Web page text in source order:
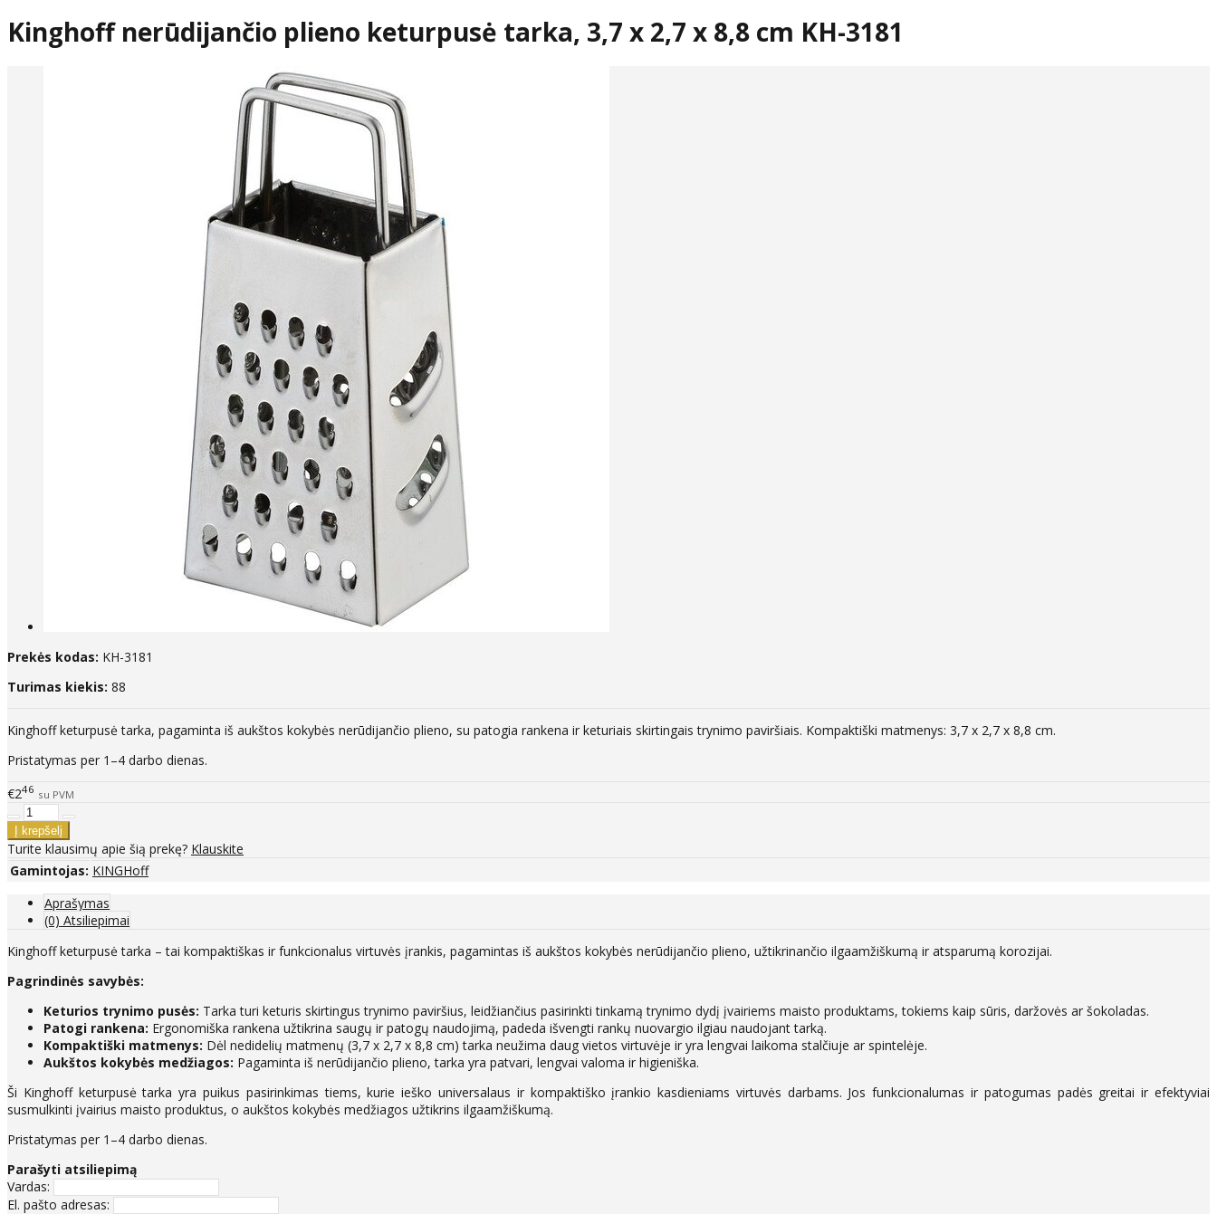
Kinghoff nerūdijančio plieno keturpusė tarka, 3,7 x 2,7 x 8,8 cm KH-3181
Prekės kodas: KH-3181
Turimas kiekis: 88
Kinghoff keturpusė tarka, pagaminta iš aukštos kokybės nerūdijančio plieno, su patogia rankena ir keturiais skirtingais trynimo paviršiais. Kompaktiški matmenys: 3,7 x 2,7 x 8,8 cm.
Pristatymas per 1–4 darbo dienas.
€246 su PVM
Turite klausimų apie šią prekę? Klauskite
Gamintojas: KINGHoff
Aprašymas
(0) Atsiliepimai
Kinghoff keturpusė tarka – tai kompaktiškas ir funkcionalus virtuvės įrankis, pagamintas iš aukštos kokybės nerūdijančio plieno, užtikrinančio ilgaamžiškumą ir atsparumą korozijai.
Pagrindinės savybės:
Keturios trynimo pusės: Tarka turi keturis skirtingus trynimo paviršius, leidžiančius pasirinkti tinkamą trynimo dydį įvairiems maisto produktams, tokiems kaip sūris, daržovės ar šokoladas.
Patogi rankena: Ergonomiška rankena užtikrina saugų ir patogų naudojimą, padeda išvengti rankų nuovargio ilgiau naudojant tarką.
Kompaktiški matmenys: Dėl nedidelių matmenų (3,7 x 2,7 x 8,8 cm) tarka neužima daug vietos virtuvėje ir yra lengvai laikoma stalčiuje ar spintelėje.
Aukštos kokybės medžiagos: Pagaminta iš nerūdijančio plieno, tarka yra patvari, lengvai valoma ir higieniška.
Ši Kinghoff keturpusė tarka yra puikus pasirinkimas tiems, kurie ieško universalaus ir kompaktiško įrankio kasdieniams virtuvės darbams. Jos funkcionalumas ir patogumas padės greitai ir efektyviai
susmulkinti įvairius maisto produktus, o aukštos kokybės medžiagos užtikrins ilgaamžiškumą.
Pristatymas per 1–4 darbo dienas.
Parašyti atsiliepimą
Vardas:
El. pašto adresas: